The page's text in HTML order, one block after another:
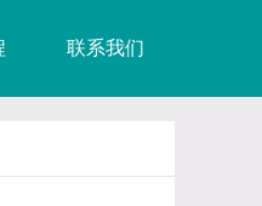
联系我们